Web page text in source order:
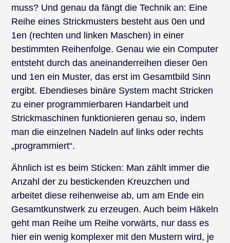
muss? Und genau da fängt die Technik an: Eine
Reihe eines Strickmusters besteht aus 0en und
1en (rechten und linken Maschen) in einer
bestimmten Reihenfolge. Genau wie ein Computer
entsteht durch das aneinanderreihen dieser 0en
und 1en ein Muster, das erst im Gesamtbild Sinn
ergibt. Ebendieses binäre System macht Stricken
zu einer programmierbaren Handarbeit und
Strickmaschinen funktionieren genau so, indem
man die einzelnen Nadeln auf links oder rechts
„programmiert“.
Ähnlich ist es beim Sticken: Man zählt immer die
Anzahl der zu bestickenden Kreuzchen und
arbeitet diese reihenweise ab, um am Ende ein
Gesamtkunstwerk zu erzeugen. Auch beim Häkeln
geht man Reihe um Reihe vorwärts, nur dass es
hier ein wenig komplexer mit den Mustern wird, je